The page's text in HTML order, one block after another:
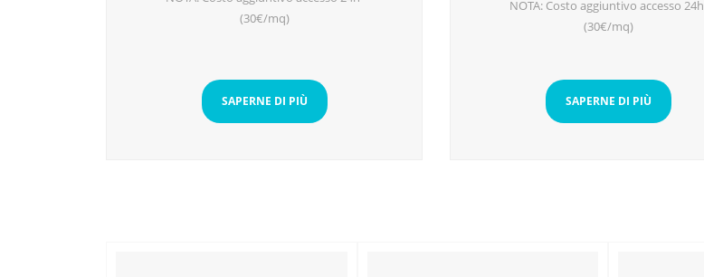
(30€/mq)
SAPERNE DI PIÙ
NOTA: Costo aggiuntivo accesso 24h
(30€/mq)
SAPERNE DI PIÙ